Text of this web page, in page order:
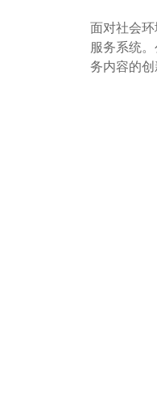
面对社会
服务系统
务内容的创